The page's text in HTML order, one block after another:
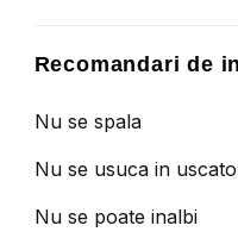
Recomandari de
Nu se spala
Nu se usuca in
Nu se poate inalbi